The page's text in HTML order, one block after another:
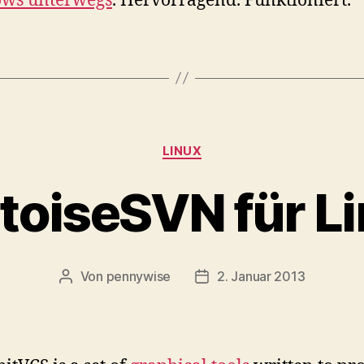
Kategorien
LINUX
für
Beitragsautor
Von pennywise Veröffentlichungsdatum
2. Januar 2013